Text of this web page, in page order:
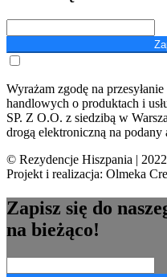
Wyrażam zgodę na
handlowych o produktach i
SP. Z O.O. z siedzibą w
drogą elektroniczną na podany
© Rezydencje Hiszpania |
Projekt i realizacja: Olmeka
Zapisz się do
na bieżąco!